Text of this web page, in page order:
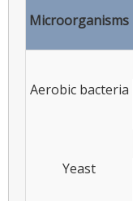
Microorganisms
Aerobic bacteria
Yeast